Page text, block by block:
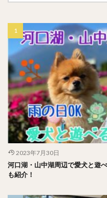
2023年7月30日
河口湖・山中湖周辺で愛犬と遊
も紹介！